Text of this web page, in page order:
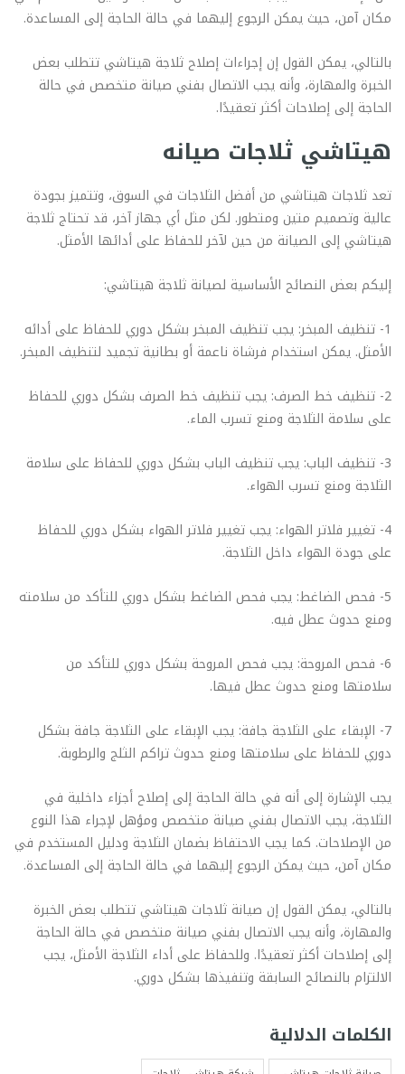
مكان آمن، حيث يمكن الرجوع إليهما في حالة الحاجة إلى المساعدة.
بالتالي، يمكن القول إن إجراءات إصلاح ثلاجة هيتاشي تتطلب بعض
الخبرة والمهارة، وأنه يجب الاتصال بفني صيانة متخصص في حالة
الحاجة إلى إصلاحات أكثر تعقيدًا.
هيتاشي ثلاجات صيانه
تعد ثلاجات هيتاشي من أفضل الثلاجات في السوق، وتتميز بجودة
عالية وتصميم متين ومتطور. لكن مثل أي جهاز آخر، قد تحتاج ثلاجة
هيتاشي إلى الصيانة من حين لآخر للحفاظ على أدائها الأمثل.
إليكم بعض النصائح الأساسية لصيانة ثلاجة هيتاشي:
1- تنظيف المبخر: يجب تنظيف المبخر بشكل دوري للحفاظ على أدائه
الأمثل. يمكن استخدام فرشاة ناعمة أو بطانية تجميد لتنظيف المبخر.
2- تنظيف خط الصرف: يجب تنظيف خط الصرف بشكل دوري للحفاظ
على سلامة الثلاجة ومنع تسرب الماء.
3- تنظيف الباب: يجب تنظيف الباب بشكل دوري للحفاظ على سلامة
الثلاجة ومنع تسرب الهواء.
4- تغيير فلاتر الهواء: يجب تغيير فلاتر الهواء بشكل دوري للحفاظ
على جودة الهواء داخل الثلاجة.
5- فحص الضاغط: يجب فحص الضاغط بشكل دوري للتأكد من سلامته
ومنع حدوث عطل فيه.
6- فحص المروحة: يجب فحص المروحة بشكل دوري للتأكد من
سلامتها ومنع حدوث عطل فيها.
7- الإبقاء على الثلاجة جافة: يجب الإبقاء على الثلاجة جافة بشكل
دوري للحفاظ على سلامتها ومنع حدوث تراكم الثلج والرطوبة.
يجب الإشارة إلى أنه في حالة الحاجة إلى إصلاح أجزاء داخلية في
الثلاجة، يجب الاتصال بفني صيانة متخصص ومؤهل لإجراء هذا النوع
من الإصلاحات. كما يجب الاحتفاظ بضمان الثلاجة ودليل المستخدم في
مكان آمن، حيث يمكن الرجوع إليهما في حالة الحاجة إلى المساعدة.
بالتالي، يمكن القول إن صيانة ثلاجات هيتاشي تتطلب بعض الخبرة
والمهارة، وأنه يجب الاتصال بفني صيانة متخصص في حالة الحاجة
إلى إصلاحات أكثر تعقيدًا. وللحفاظ على أداء الثلاجة الأمثل، يجب
الالتزام بالنصائح السابقة وتنفيذها بشكل دوري.
الكلمات الدلالية